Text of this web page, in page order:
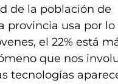
de la población de
provincia usa por lo
el 22% está
que nos
tecnologías